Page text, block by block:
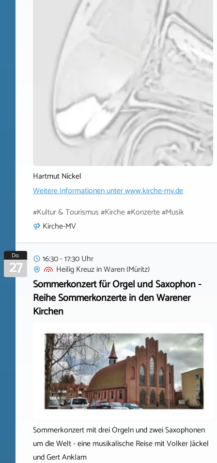
Hartmut Nickel
Weitere Informationen unterwww.kirche-mv.de
#Kultur & Tourismus #Kirche #Konzerte #Musik
Kirche-MV
Do.
27
16:30 - 17:30 Uhr
Heilig KreuzinWaren (Müritz)
Sommerkonzert für Orgel und Saxophon -
Reihe Sommerkonzerte in den Warener
Kirchen
Sommerkonzert mit drei Orgeln und zwei Saxophonen
um die Welt - eine musikalische Reise mit Volker Jäckel
und Gert Anklam